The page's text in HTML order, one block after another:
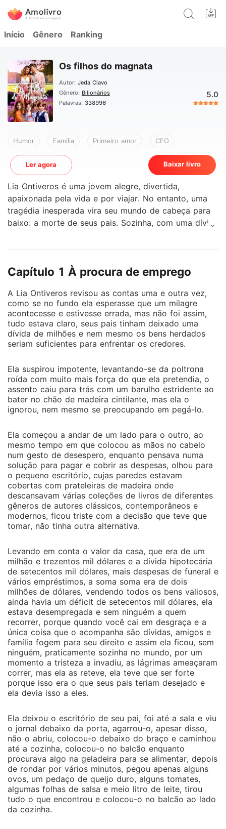
Início Gênero Ranking
Os filhos do magnata
Autor: Jeda Clavo
Gênero: Bilionários
Palavras: 338996
5.0
Humor Família Primeiro amor CEO
Ler agora Baixar livro
Lia Ontiveros é uma jovem alegre, divertida,
apaixonada pela vida e por viajar. No entanto, uma
tragédia inesperada vira seu mundo de cabeça para
baixo: a morte de seus pais. Sozinha, com uma dívida
proposta parece irresistível, mas nem tudo é tão
está procurando uma funcionária comum... ele quer
uma mãe substituta. Todos os direitos reservados. É
proibida a reprodução total ou parcial desta obra,
assim como a sua distribuição por qualquer meio,
sem autorização expressa da autora. Obra registrada
Capítulo 1 À procura de emprego
A Lia Ontiveros revisou as contas uma e outra vez,
como se no fundo ela esperasse que um milagre
acontecesse e estivesse errada, mas não foi assim,
tudo estava claro, seus pais tinham deixado uma
dívida de milhões e nem mesmo os bens herdados
seriam suficientes para enfrentar os credores.
Ela suspirou impotente, levantando-se da poltrona
roída com muito mais força do que ela pretendia, o
assento caiu para trás com um barulho estridente ao
bater no chão de madeira cintilante, mas ela o
ignorou, nem mesmo se preocupando em pegá-lo.
Ela começou a andar de um lado para o outro, ao
mesmo tempo em que colocou as mãos no cabelo
num gesto de desespero, enquanto pensava numa
solução para pagar e cobrir as despesas, olhou para
o pequeno escritório, cujas paredes estavam
cobertas com prateleiras de madeira onde
descansavam várias coleções de livros de diferentes
gêneros de autores clássicos, contemporâneos e
modernos, ficou triste com a decisão que teve que
tomar, não tinha outra alternativa.
Levando em conta o valor da casa, que era de um
milhão e trezentos mil dólares e a dívida hipotecária
de setecentos mil dólares, mais despesas de funeral e
vários empréstimos, a soma soma era de dois
milhões de dólares, vendendo todos os bens valiosos,
ainda havia um déficit de setecentos mil dólares, ela
estava desempregada e sem ninguém a quem
recorrer, porque quando você cai em desgraça e a
única coisa que o acompanha são dívidas, amigos e
família fogem para seu direito e assim ela ficou, sem
ninguém, praticamente sozinha no mundo, por um
momento a tristeza a invadiu, as lágrimas ameaçaram
correr, mas ela as reteve, ela teve que ser forte
porque isso era o que seus pais teriam desejado e
ela devia isso a eles.
Ela deixou o escritório de seu pai, foi até a sala e viu
o jornal debaixo da porta, agarrou-o, apesar disso,
não o abriu, colocou-o debaixo do braço e caminhou
até a cozinha, colocou-o no balcão enquanto
procurava algo na geladeira para se alimentar, depois
de rondar por vários minutos, pegou apenas alguns
ovos, um pedaço de queijo duro, alguns tomates,
algumas folhas de salsa e meio litro de leite, tirou
tudo o que encontrou e colocou-o no balcão ao lado
da cozinha.